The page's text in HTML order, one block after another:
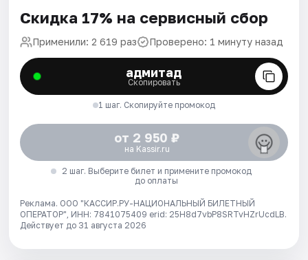
Скидка 17% на сервисный сбор
Применили: 2 619 раз Проверено: 1 минуту назад
адмитад
Скопировать
1 шаг. Скопируйте промокод
от 2 950 ₽
на Kassir.ru
2 шаг. Выберите билет и примените промокод
до оплаты
Реклама. ООО "КАССИР.РУ-НАЦИОНАЛЬНЫЙ БИЛЕТНЫЙ
ОПЕРАТОР", ИНН: 7841075409 erid: 25H8d7vbP8SRTvHZrUcdLB.
Действует до 31 августа 2026